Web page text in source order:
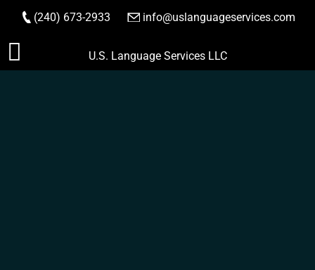
Saltar
(240) 673-2933 info@uslanguageservices.com
HACER PEDIDO
U.S. Language Services LLC